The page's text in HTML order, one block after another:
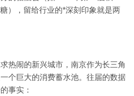
），留给行业的*深刻印象就是两
热闹的新兴城市，南京作为长三角
个巨大的消费蓄水池。往届的数据
事实：